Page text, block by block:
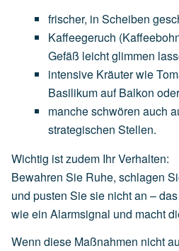
frischer, in Scheiben
Kaffeegeruch
Gefäß leichtglimmen
intensive Kräuterwie
Basilikumauf Balkon oder
mancheschwören auch
strategischen Stellen.
Wichtig ist zudem Ihr Verhalten:
Bewahren Sie Ruhe, schlagen
und pusten Sie sie nicht an –
wie ein Alarmsignal und macht
Wenn diese Maßnahmen nicht